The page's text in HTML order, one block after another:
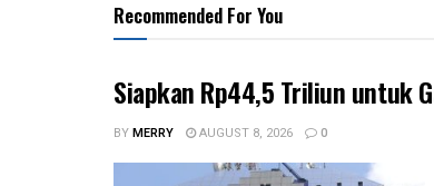
Recommended For You
Siapkan Rp44,5 Triliun untuk
BYMERRY AUGUST 8, 2026 0